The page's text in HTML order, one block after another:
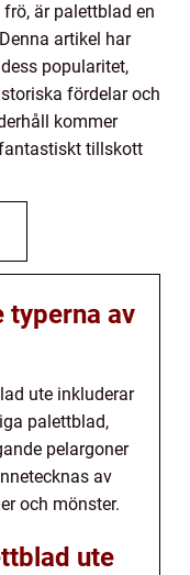
är palettblad en
artikel har
popularitet,
fördelar och
kommer
tillskott
typerna av
ute inkluderar
palettblad,
pelargoner
av
och mönster.
ute